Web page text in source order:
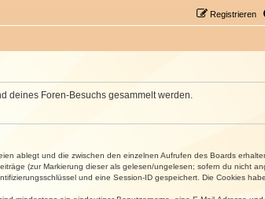
Registrieren
deines Foren-Besuchs gesammelt werden.
ablegt und die zwischen den einzelnen Aufrufen des Boards
(zur Markierung dieser als gelesen/ungelesen; sofern du nicht
und eine Session-ID gespeichert. Die Cookies